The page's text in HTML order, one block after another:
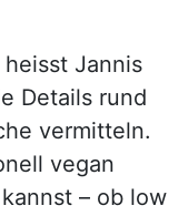
Jannis
Details rund
vermitteln.
vegan
– ob low